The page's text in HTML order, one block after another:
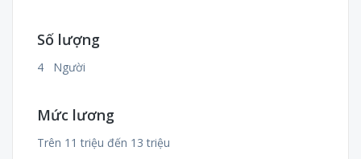
Số lượng
4 Người
Mức lương
Trên 11 triệu đến 13 triệu